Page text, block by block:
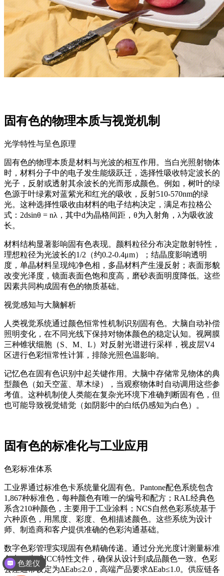
固有色的物理本质与视觉机制
光学特性与呈色原理
固有色的物理本质是材料与光波的相互作用。当白光照射物体
时，材料分子中的电子发生能级跃迁，选择性吸收特定波长的
光子，反射或透射其余波长的光而形成颜色。例如，树叶的绿
色源于叶绿素对蓝紫光和红光的吸收，反射510-570nm的绿
光。这种选择性吸收由材料的电子结构决定，满足布拉格公
式：2dsinθ = nλ，其中d为晶格间距，θ为入射角，λ为吸收波
长。
材料结构显著影响固有色表现。颜料粒径分布决定散射特性，
理想粒径为光波长的1/2（约0.2-0.4μm）；结晶度影响透明
度，单晶材料呈现纯净色相，多晶材料产生漫反射；表面形貌
改变光泽度，镜面表面色饱和度高，磨砂表面明度降低。这些
因素共同构成固有色的物质基础。
视觉感知与大脑解析
人类视觉系统通过颜色恒常性机制识别固有色。大脑自动补偿
照明变化，在不同光线下保持对物体颜色的稳定认知。视网膜
三种锥状细胞（S、M、L）对反射光谱进行采样，视皮层V4
区进行色彩恒常性计算，排除光照色温影响。
记忆色在固有色识别中起关键作用。大脑中存储常见物体的典
型颜色（如天空蓝、草木绿），当观察物体时自动调用这些参
考值。这种机制使人类能在复杂光环境下准确判断固有色，但
也可能导致视觉错觉（如阴影中的白纸仍感知为白色）。
固有色的标准化与工业应用
色彩标准体系
工业界通过标准色卡系统量化固有色。Pantone配色系统包含
1,867种标准色，每种颜色有唯一的编号和配方；RAL经典色
系含210种颜色，主要用于工业涂料；NCS自然色彩系统基于
六种原色，用黑度、彩度、色相描述颜色。这些系统为设计
师、制造商和客户提供准确的色彩沟通基础。
数字色彩管理实现固有色精确传递。通过分光光度计测量标准
色卡，生成ICC特性文件，确保从设计到成品颜色一致。色彩
公差通常设定为ΔEab≤2.0，高端产品要求ΔEab≤1.0。供应链各
色差仪